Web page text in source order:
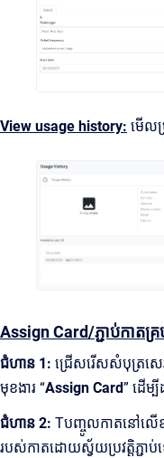
View usage history: មើលប្
Assign Card/ភ្ជាប់កាតគ្
ជំហាន 1: ជ្រើសរើសសំបុត្រសេ
មុខងារ “Assign Card” ដើម្
ជំហាន 2: Tបញ្ចូលកាតនៅលើ
របស់កាតដោយស្វ័យប្រវត្តិភ្ជា